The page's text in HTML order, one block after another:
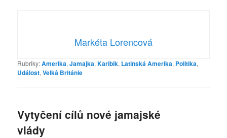
Markéta Lorencová
Rubriky:Amerika,Jamajka,Karibik, Latinská Amerika, Politika,
Událost,Velká Británie
Vytyčení cílů nové jamajské
vlády